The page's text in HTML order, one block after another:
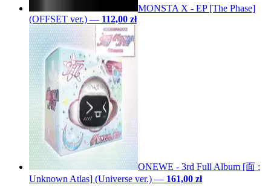
MONSTA X - EP [The Phase]
(OFFSET ver.) — 112,00 zł
ONEWE - 3rd Full Album [面 :
Unknown Atlas] (Universe ver.) — 161,00 zł